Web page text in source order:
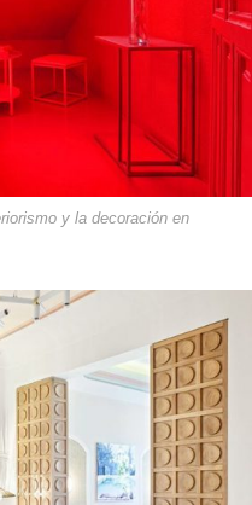
y la decoración en